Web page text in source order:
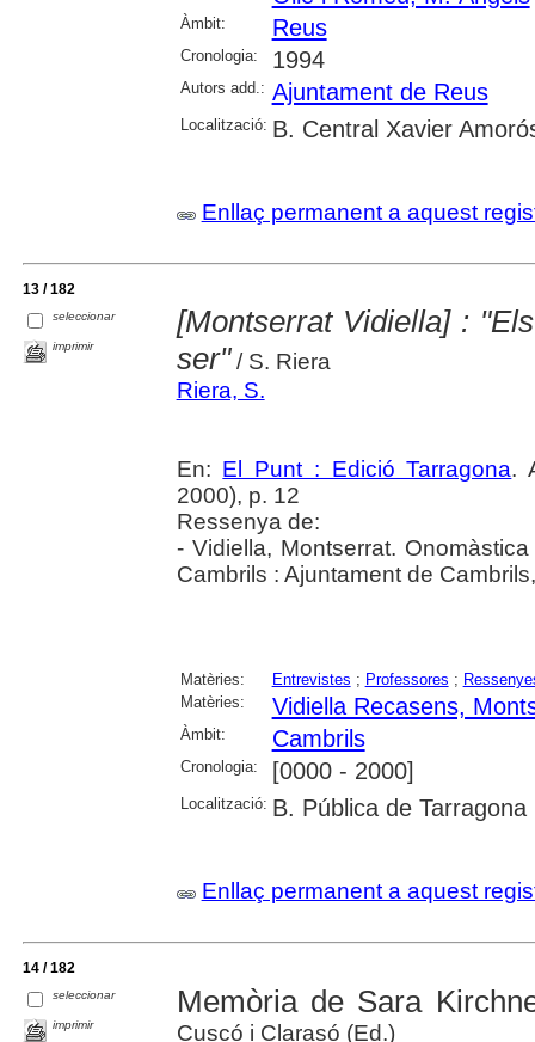
Àmbit: Reus
Cronologia: 1994
Autors add.: Ajuntament de Reus
Localització: B. Central Xavier
Enllaç permanent a aquest
13 / 182
seleccionar
imprimir
[Montserrat Vidiella] :
ser"/ S. Riera
Riera, S.
En: El Punt : Edició Tarragona.
2000), p. 12
Ressenya de:
- Vidiella, Montserrat.
Cambrils : Ajuntament de
Matèries: Entrevistes ; Professores ;
Matèries:
Vidiella Recasens,
Àmbit: Cambrils
Cronologia: [0000 - 2000]
Localització: B. Pública de Tarragona
Enllaç permanent a aquest
14 / 182
seleccionar
imprimir
Memòria de Sara
Cuscó i Clarasó (Ed.)